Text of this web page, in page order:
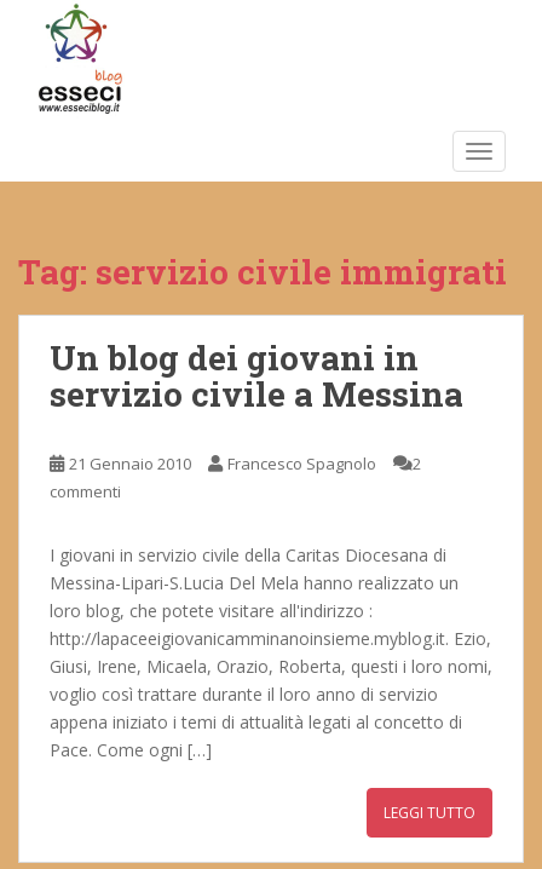
m
Tag: servizio civile immigrati
Un blog dei giovani in
servizio civile a Messina
21 Gennaio 2010 Francesco Spagnolo
2
commenti
I giovani in servizio civile della Caritas Diocesana di
Messina-Lipari-S.Lucia Del Mela hanno realizzato un
loro blog, che potete visitare all'indirizzo :
http://lapaceeigiovanicamminanoinsieme.myblog.it. Ezio,
Giusi, Irene, Micaela, Orazio, Roberta, questi i loro nomi,
voglio così trattare durante il loro anno di servizio
appena iniziato i temi di attualità legati al concetto di
Pace. Come ogni […]
LEGGI TUTTO